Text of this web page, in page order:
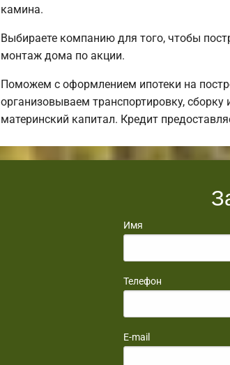
камина.
Выбираете компанию для того, чтобы
монтаж дома по акции.
Поможем с оформлением ипотеки на
организовываем транспортировку,
материнский капитал. Кредит
Имя
Телефон
E-mail